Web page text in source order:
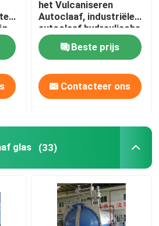
kabel
het Vulcaniseren
Autoclaaf, industriële
autoclaaf hydraulische
druk
Beste prijs
Contacteer ons
glas (33)